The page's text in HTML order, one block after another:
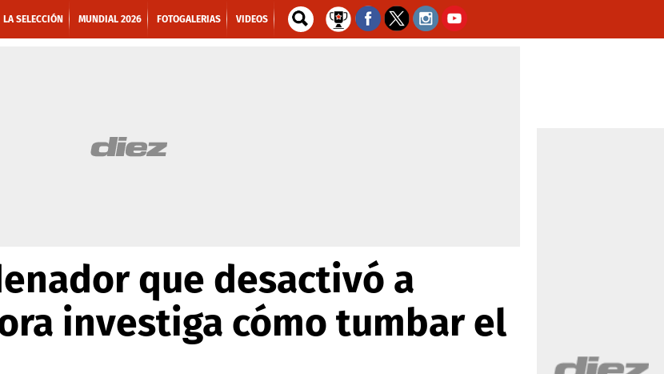
LA SELECCIÓN MUNDIAL 2026 FOTOGALERIAS VIDEOS
que desactivó a
investiga cómo tumbar el